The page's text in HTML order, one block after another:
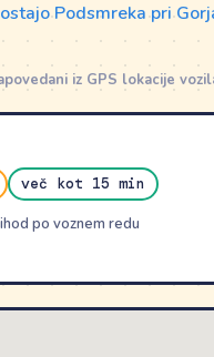
Podsmreka pri
iz GPS lokacije
več kot 15 min
po voznem redu